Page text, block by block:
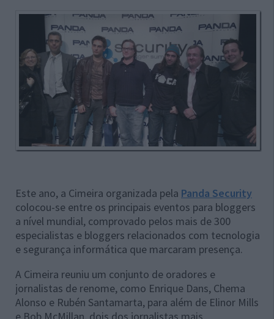
Este ano, a Cimeira organizada pela Panda Security
colocou-se entre os principais eventos para bloggers
a nível mundial, comprovado pelos mais de 300
especialistas e bloggers relacionados com tecnologia
e segurança informática que marcaram presença.
A Cimeira reuniu um conjunto de oradores e
jornalistas de renome, como Enrique Dans, Chema
Alonso e Rubén Santamarta, para além de Elinor Mills